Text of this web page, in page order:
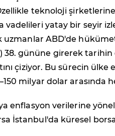
teknoloji şirketlerine
vadelileri yatay bir seyir
uzmanlar ABD'de
gününe girerek tarihin
çiziyor. Bu sürecin ülke
milyar dolar arasında
enflasyon verilerine
İstanbul'da küresel